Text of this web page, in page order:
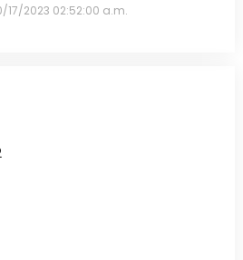
17/2023 02:52:00 a.m.